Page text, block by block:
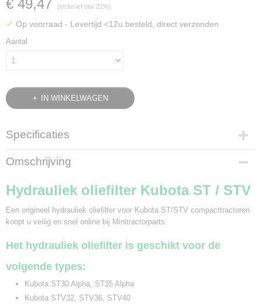
€ 49,47 (inclusief btw 21%)
✓ Op voorraad - Levertijd <12u besteld, direct verzonden
Aantal
IN WINKELWAGEN
Specificaties
Bruto gewicht
0,60 Kg
Omschrijving
Hydrauliek oliefilter Kubota ST / STV
Een origineel hydrauliek oliefilter voor Kubota ST/STV compacttractoren
koopt u veilig en snel online bij Minitractorparts.
Het hydrauliek oliefilter is geschikt voor de
volgende types:
Kubota ST30 Alpha, ST35 Alpha
Kubota STV32, STV36, STV40